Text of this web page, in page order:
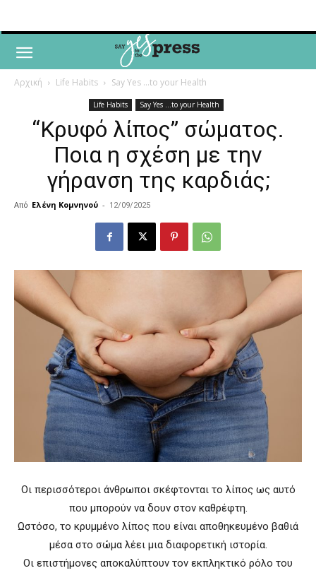
Αρχική Life Habits Say Yes ...to your Health
Life Habits Say Yes ...to your Health
“Κρυφό λίπος” σώματος.
Ποια η σχέση με την
γήρανση της καρδιάς;
Από Ελένη Κομνηνού - 12/09/2025
Οι περισσότεροι άνθρωποι σκέφτονται το λίπος ως αυτό
που μπορούν να δουν στον καθρέφτη.
Ωστόσο, το κρυμμένο λίπος που είναι αποθηκευμένο βαθιά
μέσα στο σώμα λέει μια διαφορετική ιστορία.
Οι επιστήμονες αποκαλύπτουν τον εκπληκτικό ρόλο του